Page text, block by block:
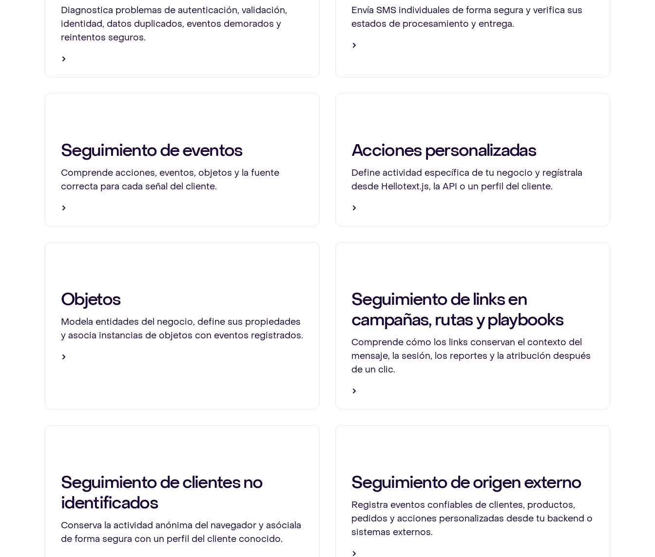
Diagnostica problemas de autenticación, validación,
identidad, datos duplicados, eventos demorados y
reintentos seguros.
Envía SMS individuales de forma segura y verifica sus
estados de procesamiento y entrega.
Seguimiento de eventos
Comprende acciones, eventos, objetos y la fuente
correcta para cada señal del cliente.
Acciones personalizadas
Define actividad específica de tu negocio y regístrala
desde Hellotext.js, la API o un perfil del cliente.
Objetos
Modela entidades del negocio, define sus propiedades
y asocia instancias de objetos con eventos registrados.
Seguimiento de links en
campañas, rutas y playbooks
Comprende cómo los links conservan el contexto del
mensaje, la sesión, los reportes y la atribución después
de un clic.
Seguimiento de clientes no
identificados
Conserva la actividad anónima del navegador y asóciala
de forma segura con un perfil del cliente conocido.
Seguimiento de origen externo
Registra eventos confiables de clientes, productos,
pedidos y acciones personalizadas desde tu backend o
sistemas externos.